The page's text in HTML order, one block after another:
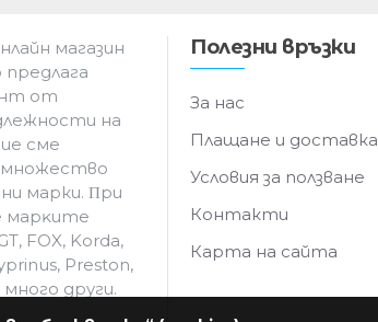
мaгaзин
oт
нa
cмe
марки. Πpи
мapĸитe
FOX, Korda,
Preston,
дpyги.
Полезни връзки
За нас
Плащане и доставка
Условия за ползване
Контакти
Карта на сайта